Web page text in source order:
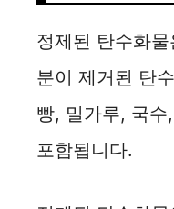
정제된 탄수화
분이 제거된 탄
빵, 밀가루, 국수
포함됩니다.